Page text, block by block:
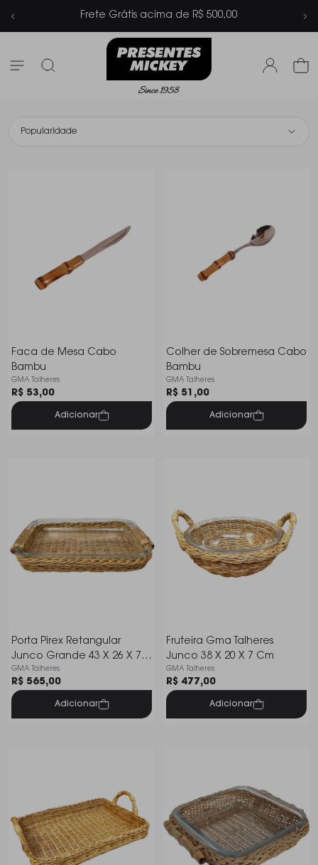
Parcelamento em até 6x sem juros
Popularidade
Faca de Mesa Cabo
Bambu
GMA Talheres
R$ 53,00
Adicionar
Colher de Sobremesa Cabo
Bambu
GMA Talheres
R$ 51,00
Adicionar
Porta Pirex Retangular
Junco Grande 43 X 26 X 7
Cm
GMA Talheres
R$ 565,00
Adicionar
Fruteira Gma Talheres
Junco 38 X 20 X 7 Cm
GMA Talheres
R$ 477,00
Adicionar